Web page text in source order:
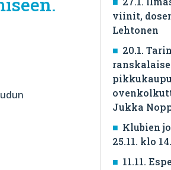
viinit,
Lehtonen
20.1.
Jukka
Klubien
25.11. klo
11.11.